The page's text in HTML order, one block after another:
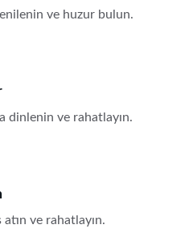
dinlenin ve rahatlayın.
ve rahatlayın.
ve huzur bulun.